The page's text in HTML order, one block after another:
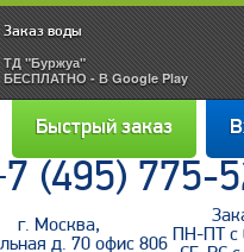
Заказ воды
ТД "Буржуа"
БЕСПЛАТНО - В Google Play
Войти
Быстрый заказ
(495) 775-
г. Москва,
д. 70 офис 806
ПН-ПТ с